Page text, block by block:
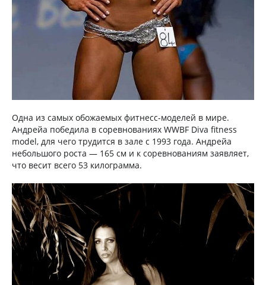
Одна из самых обожаемых фитнесс-моделей в мире.
Андрейа победила в соревнованиях WWBF Diva fitness
model, для чего трудится в зале с 1993 года. Андрейа
небольшого роста — 165 см и к соревнованиям заявляет,
что весит всего 53 килограмма.